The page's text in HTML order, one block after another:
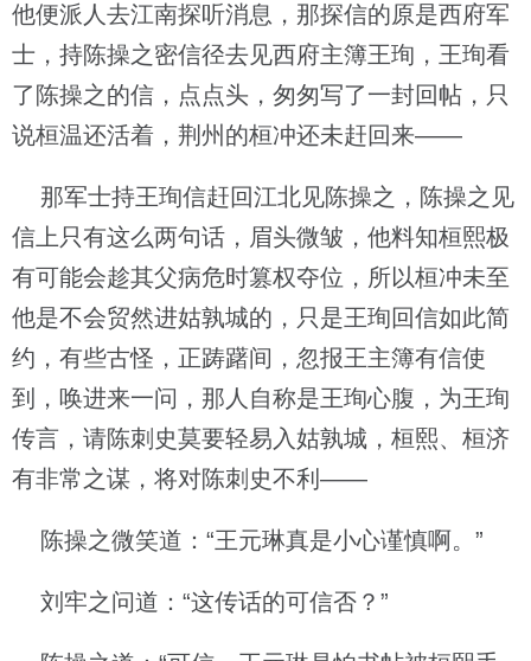
他便派人去江南探听消息，那探信的原是西府军
士，持陈操之密信径去见西府主簿王珣，王珣看
了陈操之的信，点点头，匆匆写了一封回帖，只
说桓温还活着，荆州的桓冲还未赶回来——
那军士持王珣信赶回江北见陈操之，陈操之见
信上只有这么两句话，眉头微皱，他料知桓熙极
有可能会趁其父病危时篡权夺位，所以桓冲未至
他是不会贸然进姑孰城的，只是王珣回信如此简
约，有些古怪，正踌躇间，忽报王主簿有信使
到，唤进来一问，那人自称是王珣心腹，为王珣
传言，请陈刺史莫要轻易入姑孰城，桓熙、桓济
有非常之谋，将对陈刺史不利——
陈操之微笑道：“王元琳真是小心谨慎啊。”
刘牢之问道：“这传话的可信否？”